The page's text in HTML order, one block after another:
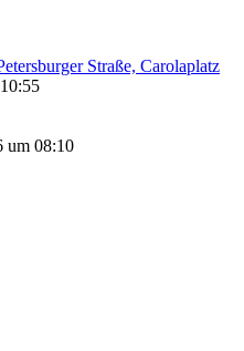
Straße, Carolaplatz
um 08:10